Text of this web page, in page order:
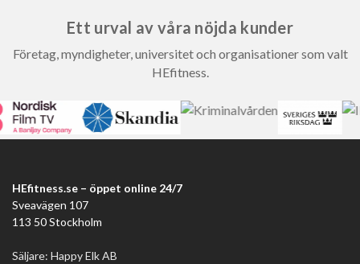
Ett urval av våra nöjda kunder
Företag, myndigheter, universitet och organisationer som valt
HEfitness.
HEfitness.se – öppet online 24/7
Sveavägen 107
113 50 Stockholm
Säljare: Happy Elk AB